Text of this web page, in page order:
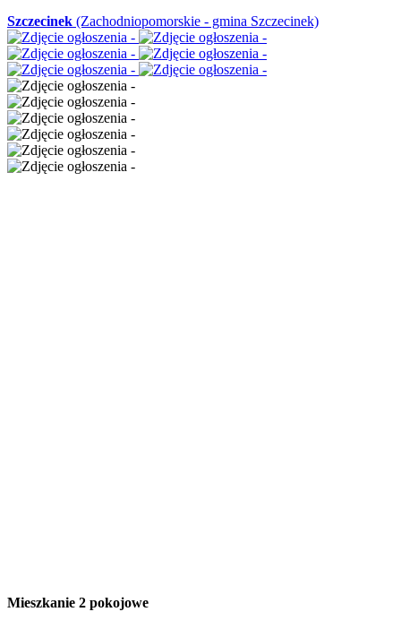
Szczecinek (Zachodniopomorskie - gmina Szczecinek)
Mieszkanie 2 pokojowe